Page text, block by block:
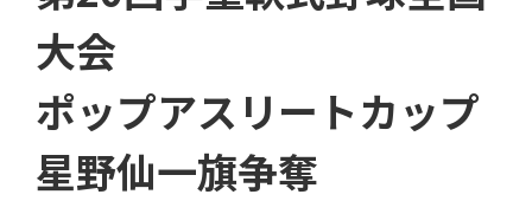
大会
ポップアスリートカップ
星野仙一旗争奪